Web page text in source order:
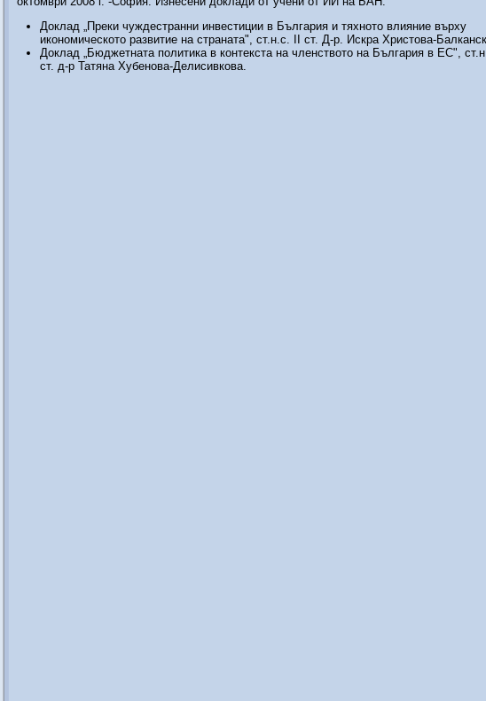
Доклад „Преки чуждестранни инвестиции в България и тяхното влияние върху
икономическото развитие на страната", ст.н.с. ІІ ст. Д-р. Искра Христова-
Доклад „Бюджетната политика в контекста на членството на България в ЕС",
ст. д-р Татяна Хубенова-Делисивкова.